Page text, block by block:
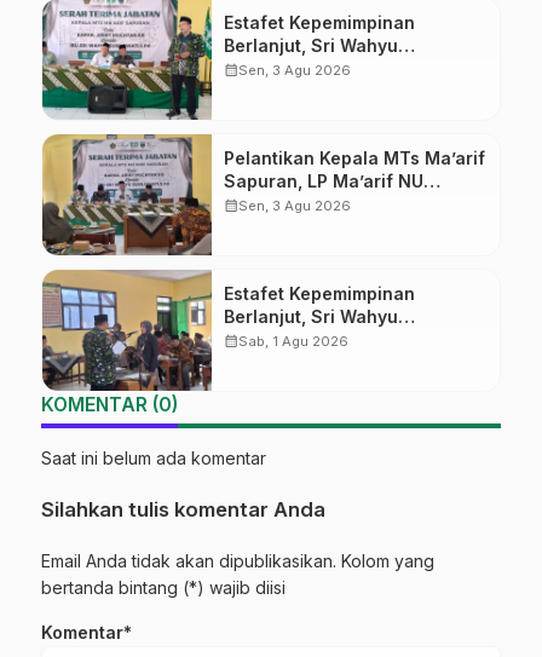
Estafet Kepemimpinan
Berlanjut, Sri Wahyu
Susilowati Resmi Pimpin MTs
calendar_monthSen, 3 Agu 2026
Pelantikan Kepala MTs Ma’arif
Sapuran, LP Ma’arif NU
Wonosobo Tekankan Lima
calendar_monthSen, 3 Agu 2026
Estafet Kepemimpinan
Berlanjut, Sri Wahyu
Susilowati Resmi Pimpin MTs
calendar_monthSab, 1 Agu 2026
KOMENTAR (0)
Saat ini belum ada komentar
Silahkan tulis komentar Anda
Email Anda tidak akan dipublikasikan. Kolom yang
bertanda bintang (*) wajib diisi
Komentar*